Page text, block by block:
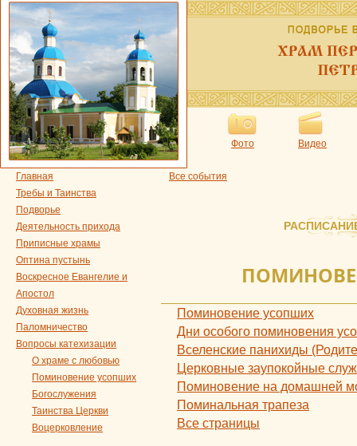
Фото Видео
Главная
Требы и Таинства
Подворье
Деятельность прихода
Приписные храмы
Оптина пустынь
Воскресное Евангелие и
Апостол
Духовная жизнь
Паломничество
Вопросы катехизации
О храме с любовью
Поминовение усопших
Богослужения
Таинства Церкви
Воцерковление
Все события
Поминовение усопших
Дни особого поминовения
Вселенские панихиды
Церковные заупокойные
Поминовение на домашней
Поминальная трапеза
Все страницы